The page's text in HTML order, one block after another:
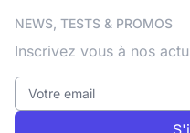
NEWS, TESTS & PROMOS
Inscrivez vous à nos